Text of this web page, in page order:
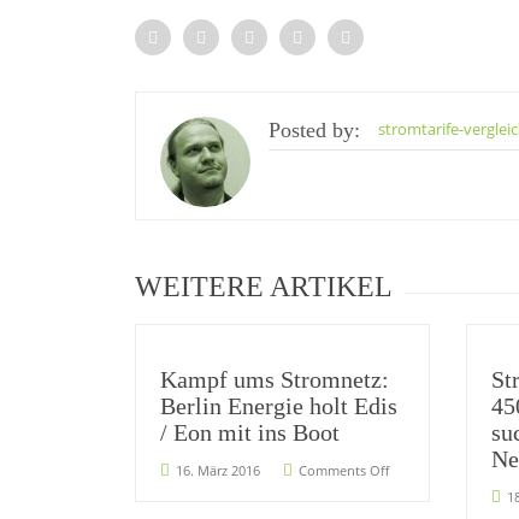
Posted by: stromtarife-
WEITERE ARTIKEL
Kampf ums Stromnetz:
Berlin Energie holt Edis
/ Eon mit ins Boot
16. März 2016 Comments Off